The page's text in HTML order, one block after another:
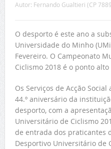
Autor: Fernando Gualtieri (CP
O desporto é este ano a
Universidade do Minho
Fevereiro. O Campeonato
Ciclismo 2018 é o ponto
Os Serviços de Acção
44.º aniversário da
desporto, com a
Universitário de Ciclismo
de entrada dos praticantes
Desportivo Universitário de